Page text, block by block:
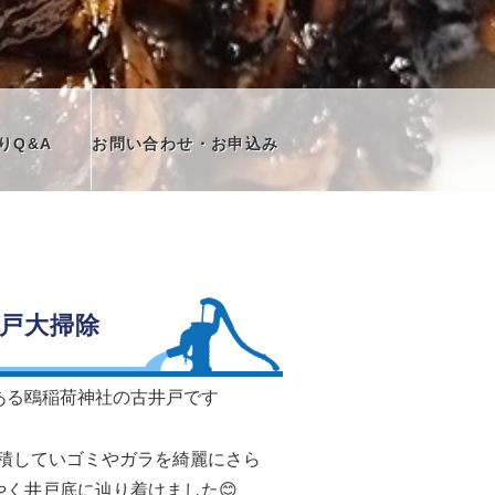
Q&A お問い合わせ・お申込み
大掃除
る鴎稲荷神社の古井戸です
していゴミやガラを綺麗にさら
く井戸底に辿り着けました😊